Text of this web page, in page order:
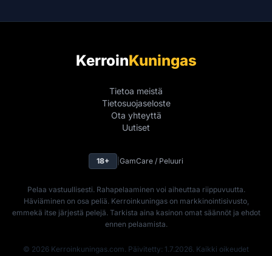
KerroinKuningas
Tietoa meistä
Tietosuojaseloste
Ota yhteyttä
Uutiset
18+ GamCare / Peluuri
Pelaa vastuullisesti. Rahapelaaminen voi aiheuttaa riippuvuutta.
Häviäminen on osa peliä. Kerroinkuningas on markkinointisivusto,
emmekä itse järjestä pelejä. Tarkista aina kasinon omat säännöt ja ehdot
ennen pelaamista.
© 2026 Kerroinkuningas.com. Päivitetty: 1.7.2026. Kaikki oikeudet